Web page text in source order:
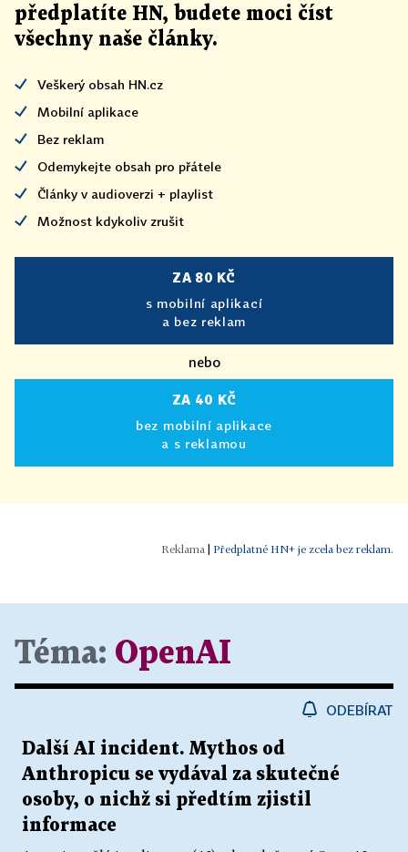
předplatíte HN, budete moci číst
všechny naše články.
Veškerý obsah HN.cz
Mobilní aplikace
Bez reklam
Odemykejte obsah pro přátele
Články v audioverzi + playlist
Možnost kdykoliv zrušit
ZA 80 KČ
s mobilní aplikací
a bez reklam
nebo
ZA 40 KČ
bez mobilní aplikace
a s reklamou
Předplatné HN+ je zcela bez reklam.
Téma: OpenAI
ODEBÍRAT
Další AI incident. Mythos od
Anthropicu se vydával za skutečné
osoby, o nichž si předtím zjistil
informace